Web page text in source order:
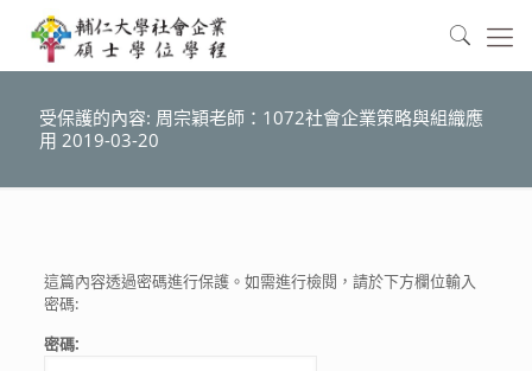
受保護的內容: 周宗穎老師：1072社會企業策略與組織應
用 2019-03-20
這篇內容透過密碼進行保護。如需進行檢閱，請於下方欄位輸入
密碼:
密碼: